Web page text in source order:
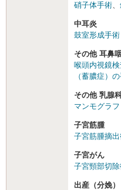
硝子体手術、
中耳炎
鼓室形成手術
その他 耳鼻
喉頭内視鏡検
（蓄膿症）
その他 乳腺
マンモグラフ
子宮筋腫
子宮筋腫摘
子宮がん
子宮頸部切除
出産（分娩）